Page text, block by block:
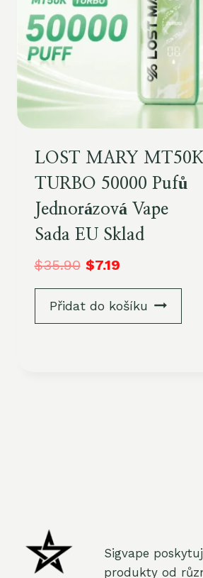
LOST MARY
TURBO 50000 Pufů
Jednorázová Vape
Sada EU Sklad
$35.90 $7.19
Přidat do košíku
Sigvape
produkty od